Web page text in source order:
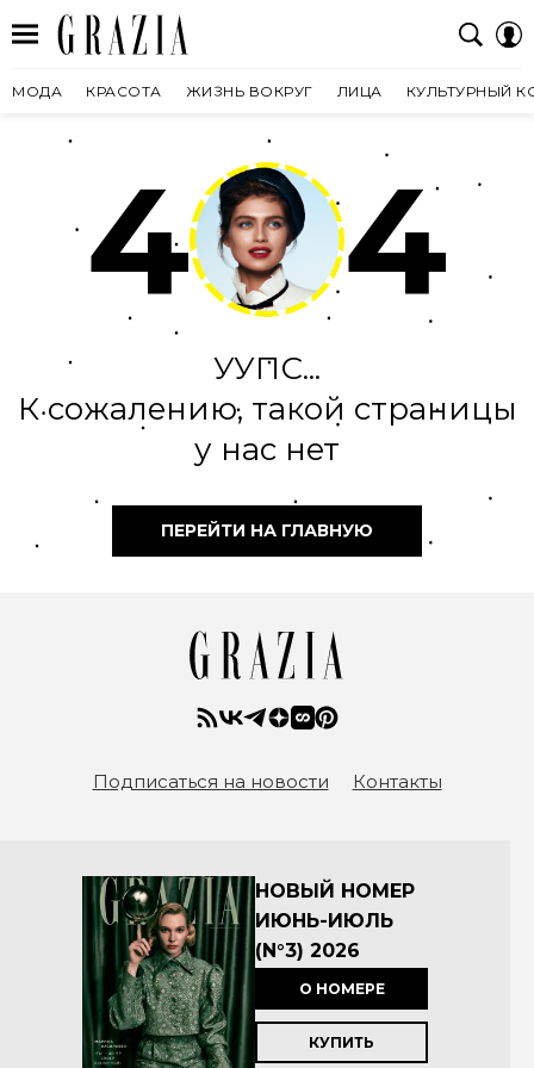
МОДА КРАСОТА ЖИЗНЬ ВОКРУГ ЛИЦА КУЛЬТУРНЫЙ
4 4
УУПС...
К сожалению, такой страницы
у нас нет
ПЕРЕЙТИ НА ГЛАВНУЮ
Подписаться на новости Контакты
НОВЫЙ НОМЕР
ИЮНЬ-ИЮЛЬ
(N°3) 2026
О НОМЕРЕ
КУПИТЬ